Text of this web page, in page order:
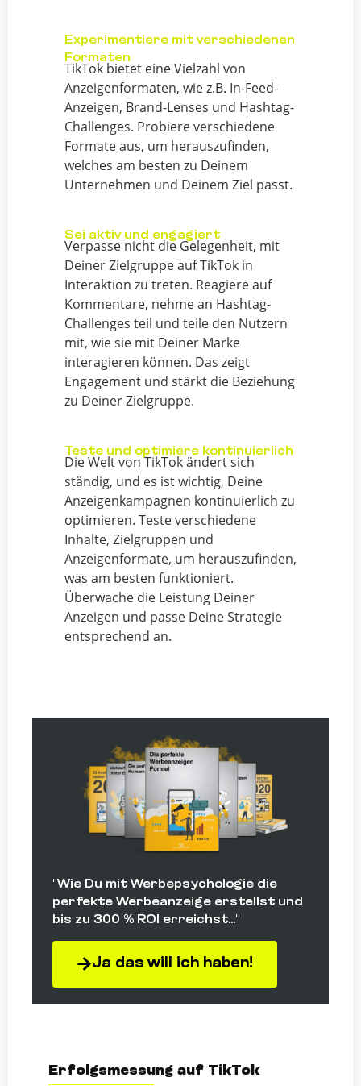
Experimentiere mit verschiedenen
Formaten
TikTok bietet eine Vielzahl von
Anzeigenformaten, wie z.B. In-Feed-
Anzeigen, Brand-Lenses und Hashtag-
Challenges. Probiere verschiedene
Formate aus, um herauszufinden,
welches am besten zu Deinem
Unternehmen und Deinem Ziel passt.
Sei aktiv und engagiert
Verpasse nicht die Gelegenheit, mit
Deiner Zielgruppe auf TikTok in
Interaktion zu treten. Reagiere auf
Kommentare, nehme an Hashtag-
Challenges teil und teile den Nutzern
mit, wie sie mit Deiner Marke
interagieren können. Das zeigt
Engagement und stärkt die Beziehung
zu Deiner Zielgruppe.
Teste und optimiere kontinuierlich
Die Welt von TikTok ändert sich
ständig, und es ist wichtig, Deine
Anzeigenkampagnen kontinuierlich zu
optimieren. Teste verschiedene
Inhalte, Zielgruppen und
Anzeigenformate, um herauszufinden,
was am besten funktioniert.
Überwache die Leistung Deiner
Anzeigen und passe Deine Strategie
entsprechend an.
"Wie Du mit Werbepsychologie die
perfekte Werbeanzeige erstellst und
bis zu 300 % ROI erreichst..."
Ja das will ich haben!
Erfolgsmessung auf TikTok